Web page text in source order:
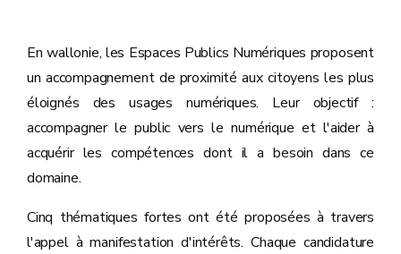
En wallonie, les Espaces Publics Numériques proposent
un accompagnement de proximité aux citoyens les plus
éloignés des usages numériques. Leur objectif :
accompagner le public vers le numérique et l'aider à
acquérir les compétences dont il a besoin dans ce
domaine.
Cinq thématiques fortes ont été proposées à travers
l'appel à manifestation d'intérêts. Chaque candidature